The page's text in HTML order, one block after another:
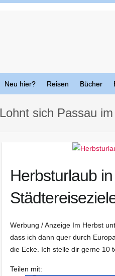
Neu hier? Reisen Bücher
Lohnt sich Passau
Herbsturlaub
Werbung / Anzeige Im Herbst
dass ich dann quer durch
die Ecke. Ich stelle dir gerne 10
Teilen mit: